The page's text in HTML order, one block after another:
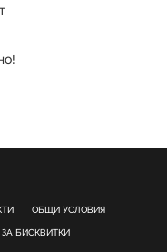
ОБЩИ УСЛОВИЯ
БИСКВИТКИ